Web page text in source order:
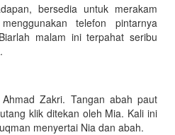
bersedia untuk merakam
telefon pintarnya
malam ini terpahat seribu
Zakri. Tangan abah paut
klik ditekan oleh Mia. Kali ini
menyertai Nia dan abah.